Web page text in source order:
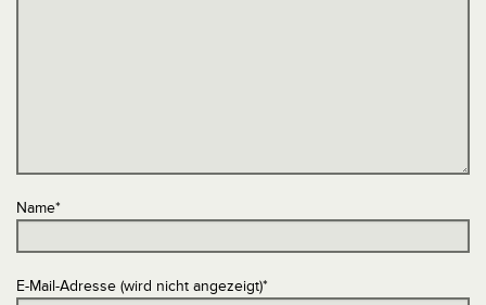
Name*
E-Mail-Adresse (wird nicht angezeigt)*